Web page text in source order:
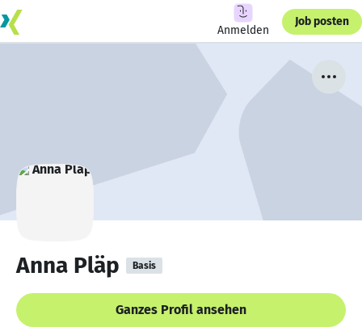
Anmelden
Job posten
Anna Pläp Basis
Ganzes Profil ansehen